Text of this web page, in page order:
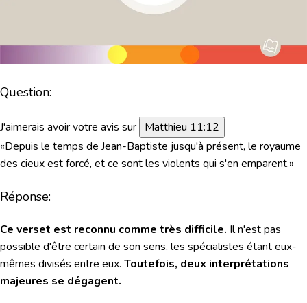
Question:
J'aimerais avoir votre avis sur Matthieu 11:12
«Depuis le temps de Jean-Baptiste jusqu'à présent, le royaume
des cieux est forcé, et ce sont les violents qui s'en emparent.»
Réponse:
Ce verset est reconnu comme très difficile. Il n'est pas
possible d'être certain de son sens, les spécialistes étant eux-
mêmes divisés entre eux. Toutefois, deux interprétations
majeures se dégagent.